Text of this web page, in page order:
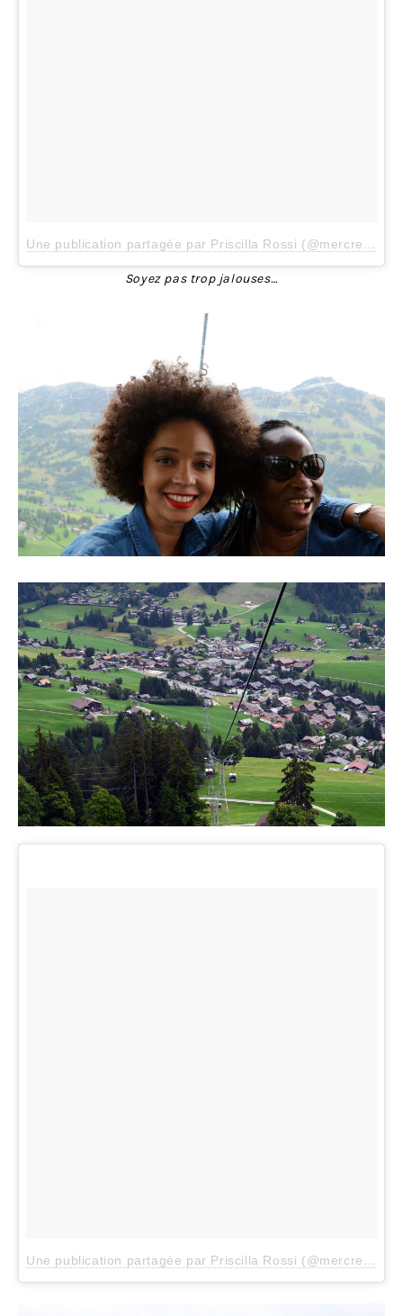
Une publication partagée par Priscilla Rossi (@mercredieblog)
Soyez pas trop jalouses…
Une publication partagée par Priscilla Rossi (@mercredieblog)